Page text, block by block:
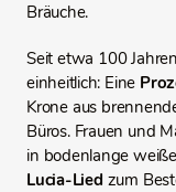
Bräuche.
Seit etwa 100
einheitlich: Eine
Krone aus
Büros. Frauen und
in bodenlange
Lucia-Lied zum